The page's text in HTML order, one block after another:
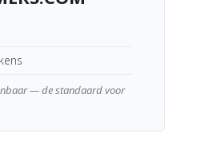
— de standaard voor